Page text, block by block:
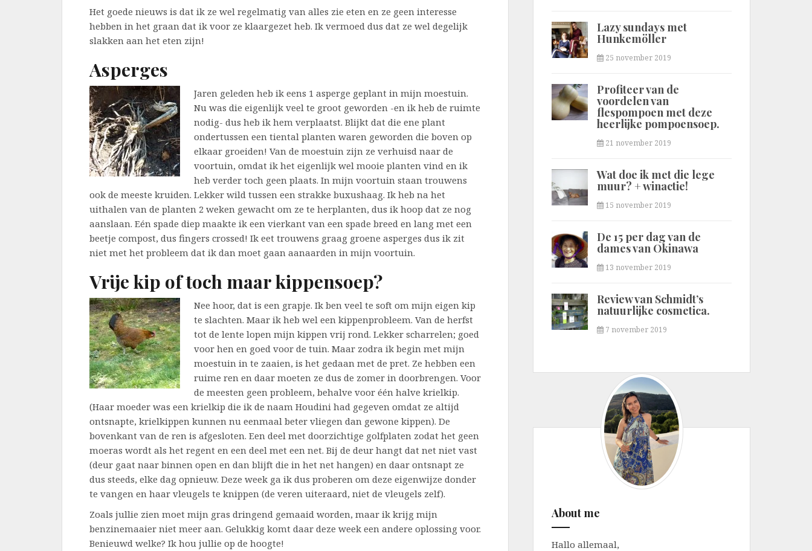
Het goede nieuws is dat ik ze wel regelmatig van alles zie eten en ze geen interesse
hebben in het graan dat ik voor ze klaargezet heb. Ik vermoed dus dat ze wel degelijk
slakken aan het eten zijn!
Asperges
Jaren geleden heb ik eens 1 asperge geplant in mijn moestuin.
Nu was die eigenlijk veel te groot geworden -en ik heb de ruimte
nodig- dus heb ik hem verplaatst. Blijkt dat die ene plant
ondertussen een tiental planten waren geworden die boven op
elkaar groeiden! Van de moestuin zijn ze verhuisd naar de
voortuin, omdat ik het eigenlijk wel mooie planten vind en ik
heb verder toch geen plaats. In mijn voortuin staan trouwens
ook de meeste kruiden. Lekker wild tussen een strakke buxushaag. Ik heb na het
uithalen van de planten 2 weken gewacht om ze te herplanten, dus ik hoop dat ze nog
aanslaan. Eén spade diep maakte ik een vierkant van een spade breed en lang met een
beetje compost, dus fingers crossed! Ik eet trouwens graag groene asperges dus ik zit
niet met het probleem dat ik dan moet gaan aanaarden in mijn voortuin.
Vrije kip of toch maar kippensoep?
Nee hoor, dat is een grapje. Ik ben veel te soft om mijn eigen kip
te slachten. Maar ik heb wel een kippenprobleem. Van de herfst
tot de lente lopen mijn kippen vrij rond. Lekker scharrelen; goed
voor hen en goed voor de tuin. Maar zodra ik begin met mijn
moestuin in te zaaien, is het gedaan met de pret. Ze hebben een
ruime ren en daar moeten ze dus de zomer in doorbrengen. Voor
de meesten geen probleem, behalve voor één halve krielkip.
(Haar moeder was een krielkip die ik de naam Houdini had gegeven omdat ze altijd
ontsnapte, krielkippen kunnen nu eenmaal beter vliegen dan gewone kippen). De
bovenkant van de ren is afgesloten. Een deel met doorzichtige golfplaten zodat het geen
moeras wordt als het regent en een deel met een net. Bij de deur hangt dat net niet vast
(deur gaat naar binnen open en dan blijft die in het net hangen) en daar ontsnapt ze
dus steeds, elke dag opnieuw. Deze week ga ik dus proberen om deze eigenwijze donder
te vangen en haar vleugels te knippen (de veren uiteraard, niet de vleugels zelf).
Zoals jullie zien moet mijn gras dringend gemaaid worden, maar ik krijg mijn
benzinemaaier niet meer aan. Gelukkig komt daar deze week een andere oplossing voor.
Benieuwd welke? Ik hou jullie op de hoogte!
Lazy sundays met
Hunkemöller
25 november 2019
Profiteer van de
voordelen van
flespompoen met deze
heerlijke pompoensoep.
21 november 2019
Wat doe ik met die lege
muur? + winactie!
15 november 2019
De 15 per dag van de
dames van Okinawa
13 november 2019
Review van Schmidt’s
natuurlijke cosmetica.
7 november 2019
About me
Hallo allemaal,